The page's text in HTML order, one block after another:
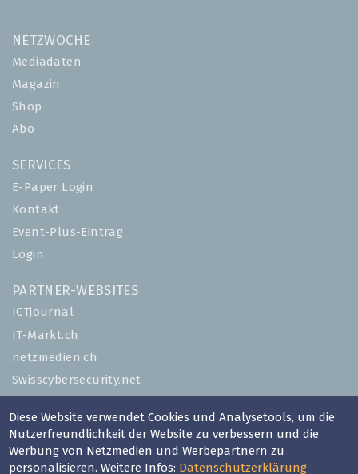
NETZWOCHE
Mediadaten
Magazin
Shop
Abo
SERVICES
E-Paper Login
Kontakt
Event-Plus-Eintrag
Login
PARTNER-WEBSITES
ICTjournal
IT-Markt.ch
netzmedien.ch
Swisscybersecurity.net
© NETZMEDIEN AG 2026
Impressum
Diese Website verwendet Cookies und Analysetools, um die
Nutzerfreundlichkeit der Website zu verbessern und die
Werbung von Netzmedien und Werbepartnern zu
personalisieren. Weitere Infos: Datenschutzerklärung